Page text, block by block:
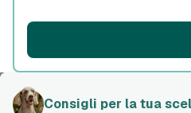
Consigli per la tua